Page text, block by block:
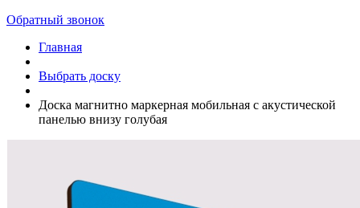
Обратный звонок
Главная
Выбрать доску
Доска магнитно маркерная мобильная с акустической
панелью внизу голубая